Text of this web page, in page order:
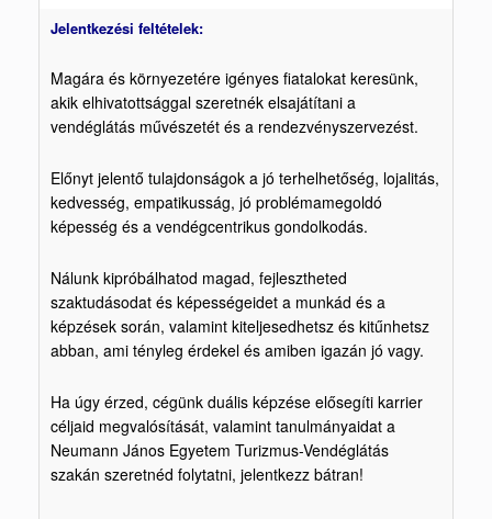
Jelentkezési feltételek:
Magára és környezetére igényes fiatalokat keresünk,
akik elhivatottsággal szeretnék elsajátítani a
vendéglátás művészetét és a rendezvényszervezést.
Előnyt jelentő tulajdonságok a jó terhelhetőség, lojalitás,
kedvesség, empatikusság, jó problémamegoldó
képesség és a vendégcentrikus gondolkodás.
Nálunk kipróbálhatod magad, fejlesztheted
szaktudásodat és képességeidet a munkád és a
képzések során, valamint kiteljesedhetsz és kitűnhetsz
abban, ami tényleg érdekel és amiben igazán jó vagy.
Ha úgy érzed, cégünk duális képzése elősegíti karrier
céljaid megvalósítását, valamint tanulmányaidat a
Neumann János Egyetem Turizmus-Vendéglátás
szakán szeretnéd folytatni, jelentkezz bátran!